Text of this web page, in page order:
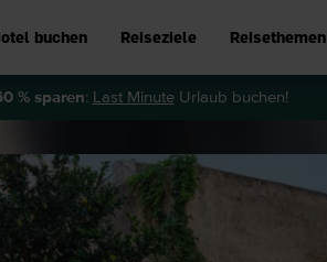
buchen Reiseziele Reisethemen
% sparen: Last MinuteUrlaub buchen!